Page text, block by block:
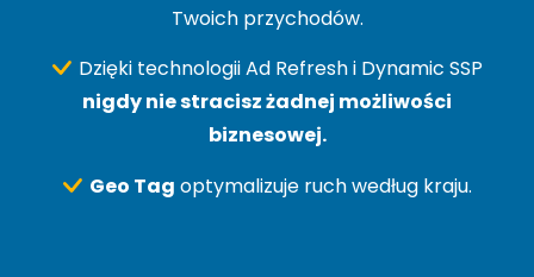
Twoich przychodów.
Dzięki technologii Ad Refresh i Dynamic SSP
nigdy nie stracisz żadnej możliwości
biznesowej.
Geo Tag optymalizuje ruch według kraju.